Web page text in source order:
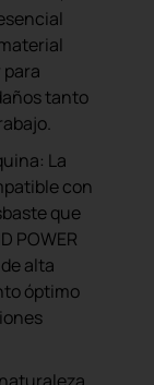
tanto
La
con
que
POWER
alta
óptimo